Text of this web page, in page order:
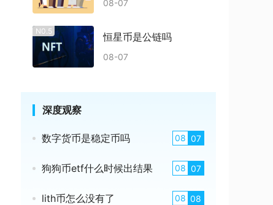
08-07
N0.5 恒星币是公链吗
08-07
深度观察
数字货币是稳定币吗 08 07
狗狗币etf什么时候出结果 08 07
lith币怎么没有了 08 08